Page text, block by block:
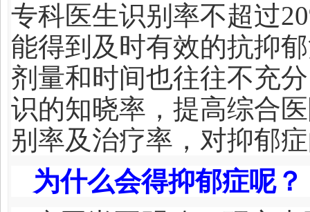
专科医生识别率不超过
能得到及时有效的抗抑
剂量和时间也往往不充
识的知晓率，提高综合
别率及治疗率，对抑郁
为什么会得抑郁症呢？